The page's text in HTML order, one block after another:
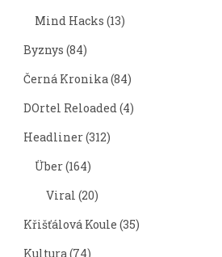
Mind Hacks (13)
Byznys (84)
Černá Kronika(84)
DOrtel Reloaded(4)
Headliner(312)
Über(164)
Viral (20)
Křišťálová Koule (35)
Kultura(74)